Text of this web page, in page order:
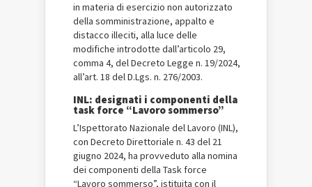
in materia di esercizio non autorizzato
della somministrazione, appalto e
distacco illeciti, alla luce delle
modifiche introdotte dall’articolo 29,
comma 4, del Decreto Legge n. 19/2024,
all’art. 18 del D.Lgs. n. 276/2003.
INL: designati i componenti della
task force “Lavoro sommerso”
L’Ispettorato Nazionale del Lavoro (INL),
con Decreto Direttoriale n. 43 del 21
giugno 2024, ha provveduto alla nomina
dei componenti della Task force
“Lavoro sommerso”, istituita con il